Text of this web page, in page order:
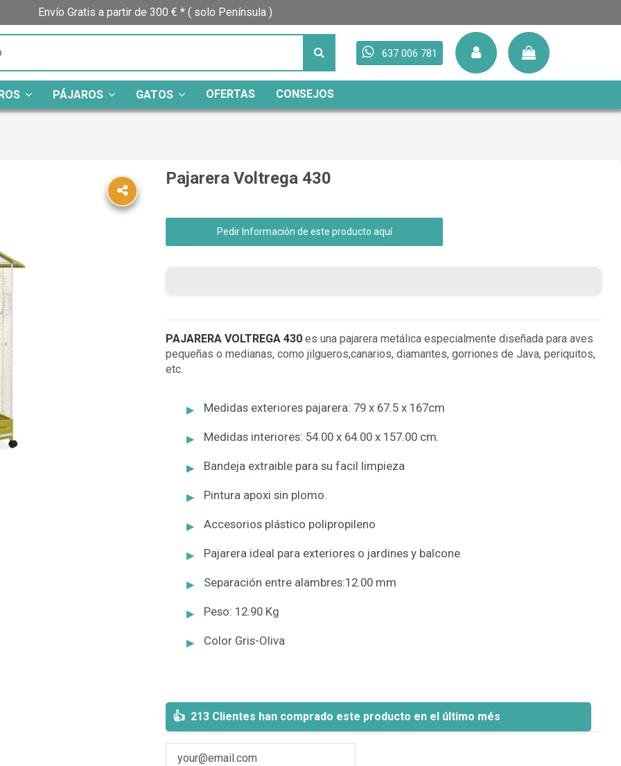
Envío Gratis a partir de 300 € * ( solo Península )
637 006 781
PÁJAROS GATOS OFERTAS CONSEJOS
Pajarera Voltrega 430
Pedir Información de este producto aquí
PAJARERA VOLTREGA 430 es una pajarera metálica especialmente diseñada para aves
pequeñas o medianas, como jilgueros,canarios, diamantes, gorriones de Java, periquitos,
etc.
Medidas exteriores pajarera: 79 x 67.5 x 167cm
Medidas interiores: 54.00 x 64.00 x 157.00 cm.
Bandeja extraible para su facil limpieza
Pintura apoxi sin plomo.
Accesorios plástico polipropileno
Pajarera ideal para exteriores o jardines y balcone
Separación entre alambres:12.00 mm
Peso: 12.90 Kg
Color Gris-Oliva
213 Clientes han comprado este producto en el último més